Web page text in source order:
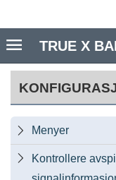
 Menyer

Kontrollere
TRUE X